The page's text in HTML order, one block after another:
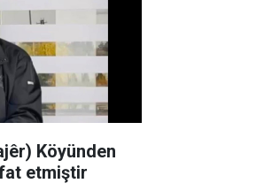
Köyünden
etmiştir